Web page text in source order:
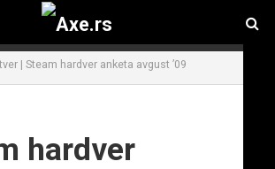
| Steam hardver anketa avgust ’09
hardver